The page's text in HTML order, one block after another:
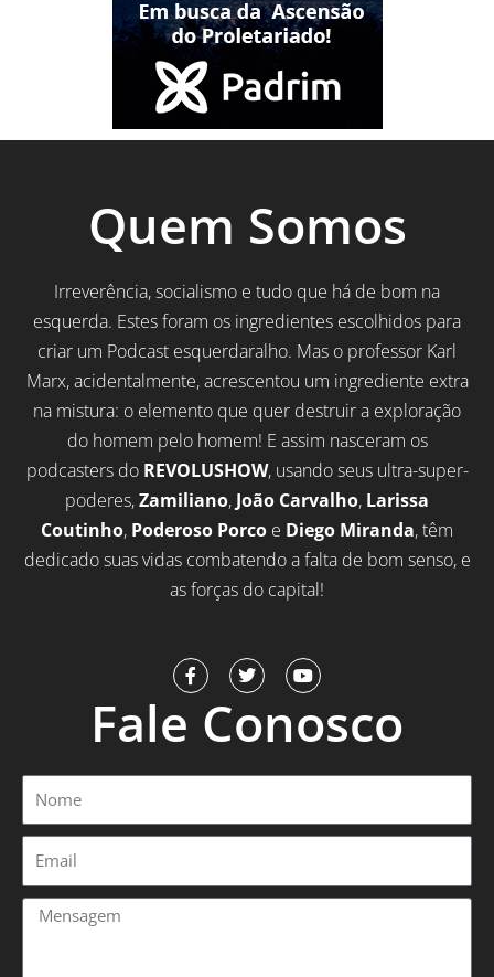
Quem Somos
Irreverência, socialismo e tudo que há de bom na
esquerda. Estes foram os ingredientes escolhidos para
criar um Podcast esquerdaralho. Mas o professor Karl
Marx, acidentalmente, acrescentou um ingrediente extra
na mistura: o elemento que quer destruir a exploração
do homem pelo homem! E assim nasceram os
podcasters do REVOLUSHOW, usando seus ultra-super-
poderes,Zamiliano, João Carvalho, Larissa
Coutinho, Poderoso Porco e Diego Miranda, têm
dedicado suas vidas combatendo a falta de bom senso, e
as forças do capital!
F
a
c
o
f
T
w
i
t
t
r
Y
o
u
t
u
e
Fale Conosco
Mensagem